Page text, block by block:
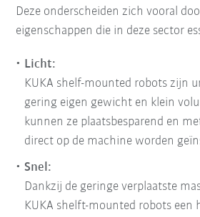
Deze onderscheiden zich vooral
eigenschappen die in deze sector
Licht:
KUKA shelf-mounted robots zijn
gering eigen gewicht en klein
kunnen ze plaatsbesparend en
direct op de machine worden
Snel:
Dankzij de geringe verplaatste
KUKA shelft-mounted robots een